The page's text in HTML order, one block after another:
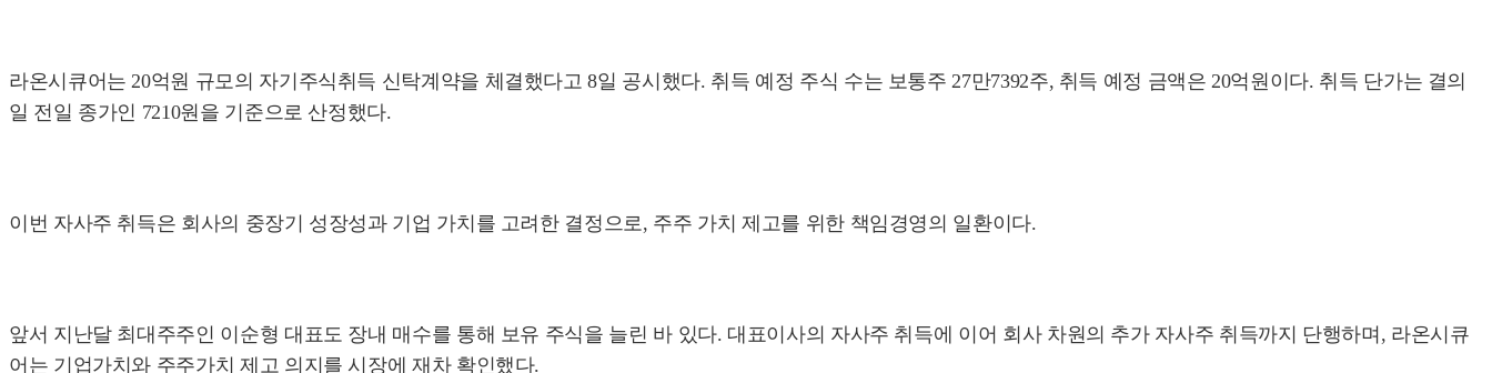
라온시큐어는 20억원 규모의 자기주식취득 신탁계약을 체결했다고 8일 공시했다. 취득 예정 주식 수는 보통주 27만7392주, 취득 예정 금액은 20억원이다. 취득 단가는 결의
일 전일 종가인 7210원을 기준으로 산정했다.
이번 자사주 취득은 회사의 중장기 성장성과 기업 가치를 고려한 결정으로, 주주 가치 제고를 위한 책임경영의 일환이다.
앞서 지난달 최대주주인 이순형 대표도 장내 매수를 통해 보유 주식을 늘린 바 있다. 대표이사의 자사주 취득에 이어 회사 차원의 추가 자사주 취득까지 단행하며, 라온시큐
어는 기업가치와 주주가치 제고 의지를 시장에 재차 확인했다.